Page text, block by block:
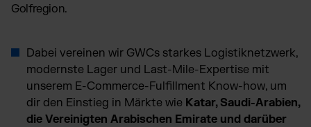
Golfregion.
Dabei vereinen wir GWCs starkes Logistiknetzwerk,
modernste Lager und Last-Mile-Expertise mit
unserem E-Commerce-Fulfillment Know-how, um
dir den Einstieg in Märkte wie Katar, Saudi-Arabien,
die Vereinigten Arabischen Emirate und darüber